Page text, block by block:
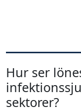
Hur ser
sektorer?